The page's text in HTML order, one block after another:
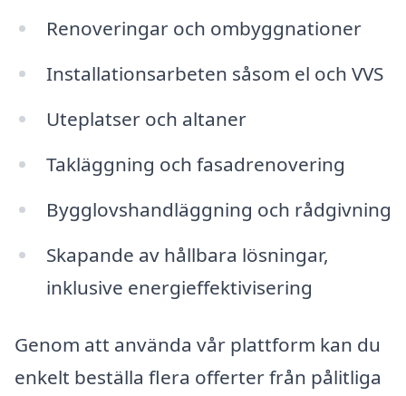
Renoveringar och ombyggnationer
Installationsarbeten såsom el och VVS
Uteplatser och altaner
Takläggning och fasadrenovering
Bygglovshandläggning och rådgivning
Skapande av hållbara lösningar,
inklusive energieffektivisering
Genom att använda vår plattform kan du
enkelt beställa flera offerter från pålitliga